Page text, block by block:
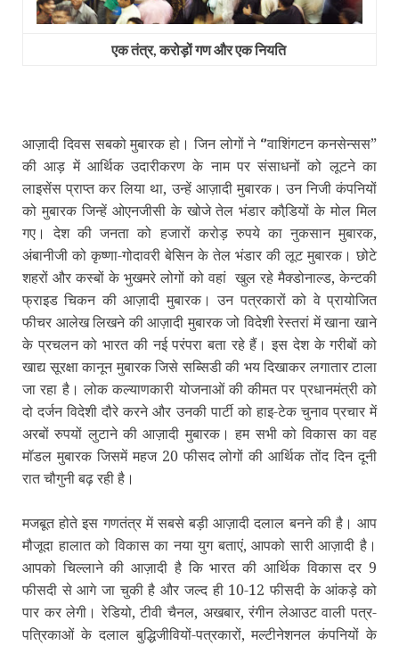
एक तंत्र, करोड़ों गण और एक नियति
आज़ादी दिवस सबको मुबारक हो। जिन लोगों ने ‘’वाशिंगटन कनसेन्‍सस”
की आड़ में आर्थिक उदारीकरण के नाम पर संसाधनों को लूटने का
लाइसेंस प्राप्त कर लिया था, उन्‍हें आज़ादी मुबारक। उन निजी कंपनियों
को मुबारक जिन्‍हें ओएनजीसी के खोजे तेल भंडार कौडि़यों के मोल मिल
गए। देश की जनता को हजारों करोड़ रुपये का नुकसान मुबारक,
अंबानीजी को कृष्णा-गोदावरी बेसिन के तेल भंडार की लूट मुबारक। छोटे
शहरों और कस्‍बों के भुखमरे लोगों को वहां खुल रहे मैक्डोनाल्‍ड, केन्टकी
फ्राइड चिकन की आज़ादी मुबारक। उन पत्रकारों को वे प्रायोजित
फीचर आलेख लिखने की आज़ादी मुबारक जो विदेशी रेस्तरां में खाना खाने
के प्रचलन को भारत की नई परंपरा बता रहे हैं। इस देश के गरीबों को
खाद्य सूरक्षा कानून मुबारक जिसे सब्सिडी की भय दिखाकर लगातार टाला
जा रहा है। लोक कल्याणकारी योजनाओं की कीमत पर प्रधानमंत्री को
दो दर्जन विदेशी दौरे करने और उनकी पार्टी को हाइ-टेक चुनाव प्रचार में
अरबों रुपयों लुटाने की आज़ादी मुबारक। हम सभी को विकास का वह
मॉडल मुबारक जिसमें महज 20 फीसद लोगों की आर्थिक तोंद दिन दूनी
रात चौगुनी बढ़ रही है।
मजबूत होते इस गणतंत्र में सबसे बड़ी आज़ादी दलाल बनने की है। आप
मौजूदा हालात को विकास का नया युग बताएं, आपको सारी आज़ादी है।
आपको चिल्‍लाने की आज़ादी है कि भारत की आर्थिक विकास दर 9
फीसदी से आगे जा चुकी है और जल्द ही 10-12 फीसदी के आंकड़े को
पार कर लेगी। रेडियो, टीवी चैनल, अखबार, रंगीन लेआउट वाली पत्र-
पत्रिकाओं के दलाल बुद्धिजीवियों-पत्रकारों, मल्टीनेशनल कंपनियों के